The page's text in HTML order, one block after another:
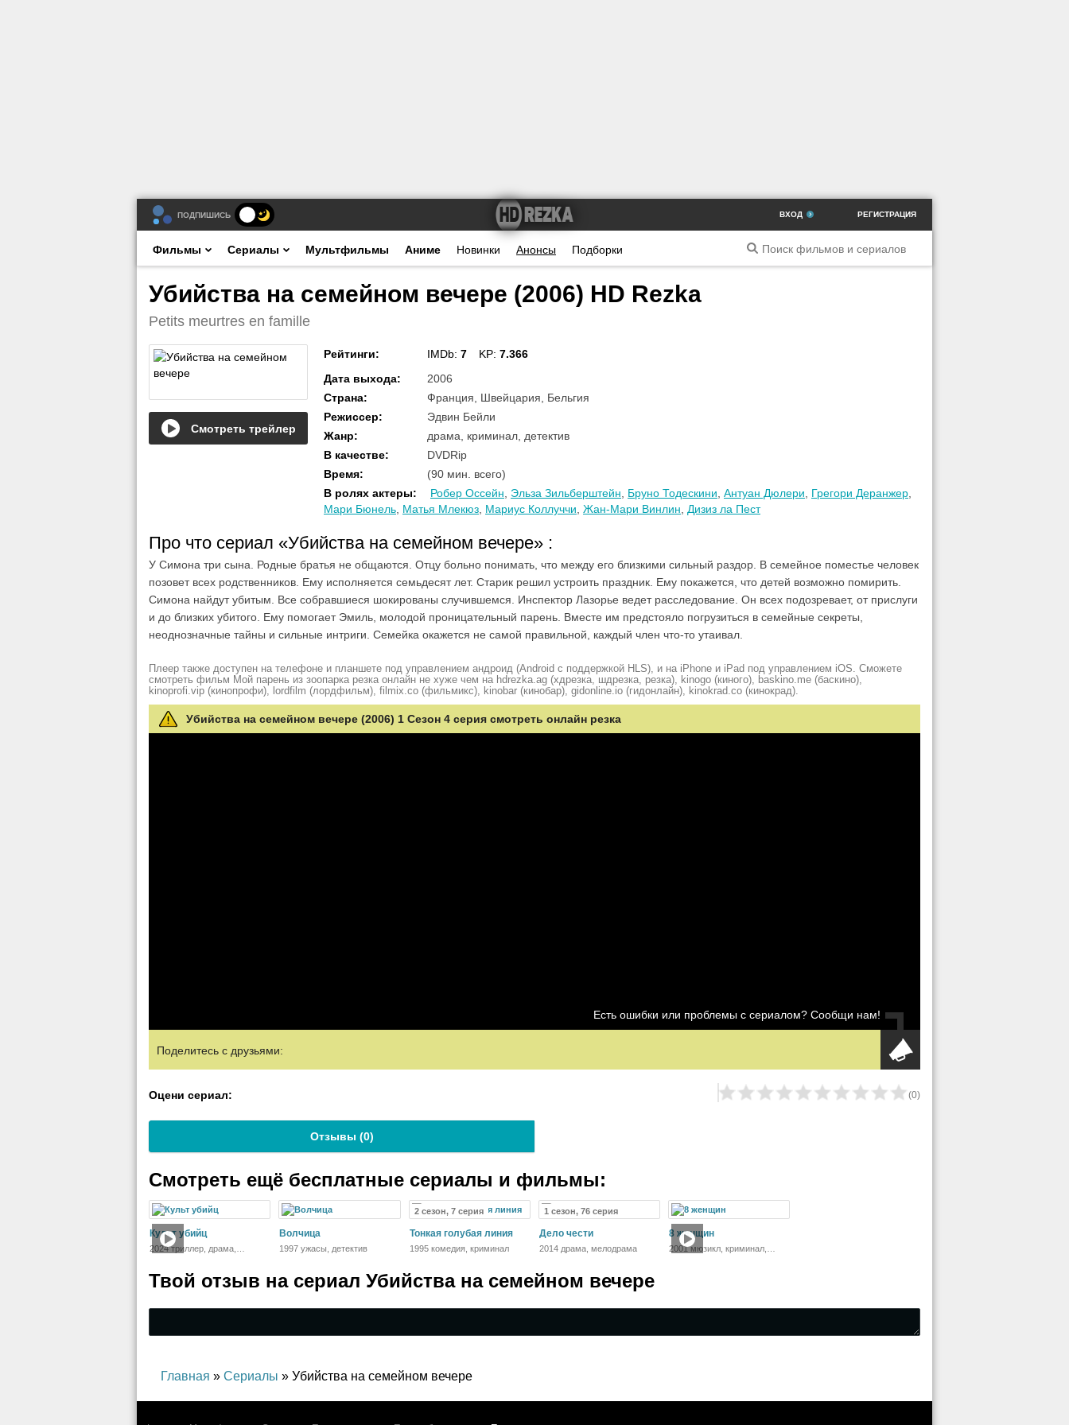
ПОДПИШИСЬ ВХОД РЕГИСТРАЦИЯ
Фильмы Сериалы Мультфильмы Аниме Новинки Анонсы Подборки
Убийства на семейном вечере (2006) HD Rezka
Petits meurtres en famille
Смотреть трейлер
Рейтинги: IMDb: 7 KP: 7.366
Дата выхода:
2006
Страна:
Франция, Швейцария, Бельгия
Режиссер:
Эдвин Бейли
Жанр:
драма, криминал, детектив
В качестве:
DVDRip
Время:
(90 мин. всего)
В ролях актеры: Робер Оссейн Эльза Зильберштейн Бруно Тодескини Антуан Дюлери Грегори Деранжер
Мари Бюнель Матья Млекюз Мариус Коллуччи Жан-Мари Винлин Дизиз ла Пест
Про что сериал «Убийства на семейном вечере» :
У Симона три сына. Родные братья не общаются. Отцу больно понимать, что между его близкими сильный раздор. В семейное поместье человек
позовет всех родственников. Ему исполняется семьдесят лет. Старик решил устроить праздник. Ему покажется, что детей возможно помирить.
Симона найдут убитым. Все собравшиеся шокированы случившемся. Инспектор Лазорье ведет расследование. Он всех подозревает, от прислуги
и до близких убитого. Ему помогает Эмиль, молодой проницательный парень. Вместе им предстояло погрузиться в семейные секреты,
неоднозначные тайны и сильные интриги. Семейка окажется не самой правильной, каждый член что-то утаивал.
Плеер также доступен на телефоне и планшете под управлением андроид (Android с поддержкой HLS), и на iPhone и iPad под управлением iOS. Сможете
смотреть фильм Мой парень из зоопарка резка онлайн не хуже чем на hdrezka.ag (хдрезка, шдрезка, резка), kinogo (киного), baskino.me (баскино),
kinoprofi.vip (кинопрофи), lordfilm (лордфильм), filmix.co (фильмикс), kinobar (кинобар), gidonline.io (гидонлайн), kinokrad.сo (кинокрад).
Убийства на семейном вечере (2006) 1 Сезон 4 серия смотреть онлайн резка
Есть ошибки или проблемы с сериалом? Сообщи нам!
Поделитесь с друзьями:
Оцени сериал: (0)
Отзывы (0)
Смотреть ещё бесплатные сериалы и фильмы:
Культ убийц
2024 триллер, драма,
Волчица
1997 ужасы, детектив
2 сезон, 7 серия
Тонкая голубая линия
1995 комедия, криминал
1 сезон, 76 серия
Дело чести
2014 драма, мелодрама
8 женщин
2001 мюзикл, криминал,
Твой отзыв на сериал Убийства на семейном вечере
Главная » Сериалы » Убийства на семейном вечере